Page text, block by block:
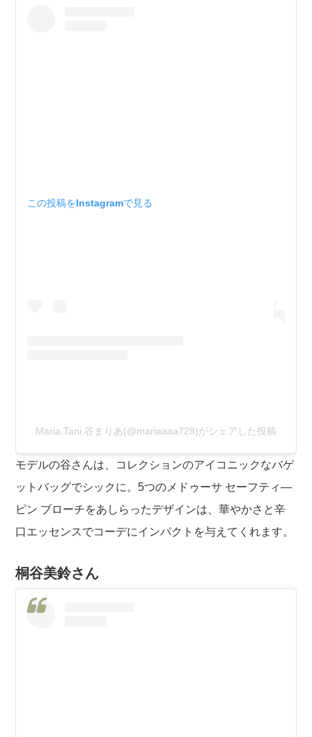
この投稿をInstagramで見る
Maria.Tani 谷まりあ(@mariaaaa728)がシェアした投稿
モデルの谷さんは、コレクションのアイコニックなバゲ
ットバッグでシックに。5つのメドゥーサ セーフティ―
ピン ブローチをあしらったデザインは、華やかさと辛
口エッセンスでコーデにインパクトを与えてくれます。
桐谷美鈴さん